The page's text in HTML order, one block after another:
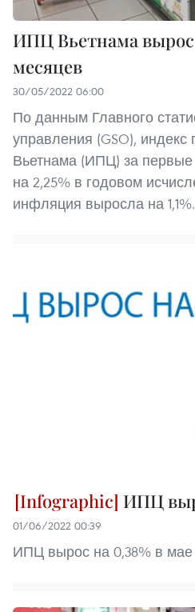
ИПЦ Вьетнама вырос
месяцев
30/05/2022 06:00
По данным Главного
управления (GSO), индекс
Вьетнама (ИПЦ) за
на 2,25% в годовом
инфляция выросла на 1,1%.
ИПЦ
01/06/2022 00:39
ИПЦ вырос на 0,38% в мае